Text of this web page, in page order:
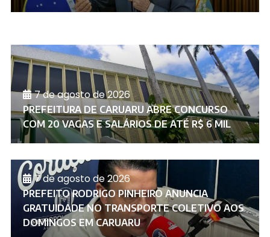
7 de agosto de 2026
PREFEITURA DE CARUARU ABRE CONCURSO
COM 20 VAGAS E SALÁRIOS DE ATÉ R$ 6 MIL
7 de agosto de 2026
PREFEITO RODRIGO PINHEIRO ANUNCIA
GRATUIDADE NO TRANSPORTE COLETIVO AOS
DOMINGOS EM CARUARU